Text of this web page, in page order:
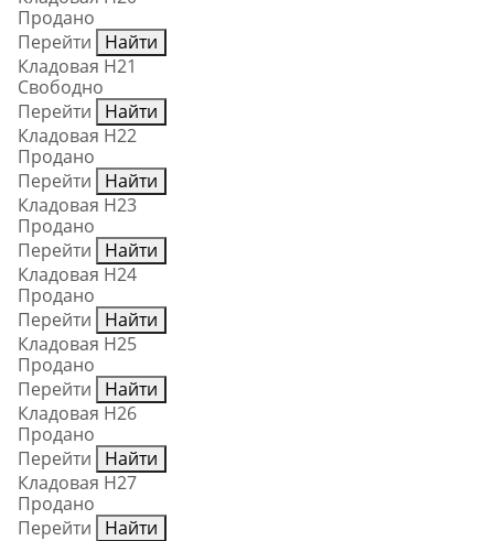
Продано
Перейти
Найти
Кладовая Н21
Свободно
Перейти
Найти
Кладовая Н22
Продано
Перейти
Найти
Кладовая Н23
Продано
Перейти
Найти
Кладовая Н24
Продано
Перейти
Найти
Кладовая Н25
Продано
Перейти
Найти
Кладовая Н26
Продано
Перейти
Найти
Кладовая Н27
Продано
Перейти
Найти